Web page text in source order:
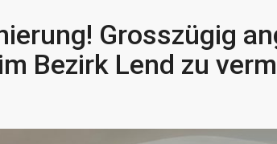
Grosszügig
Bezirk Lend zu